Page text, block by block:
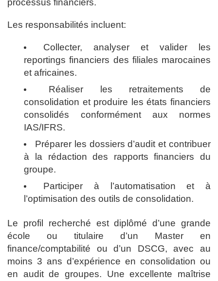
processus financiers.
Les responsabilités incluent:
Collecter, analyser et valider les
reportings financiers des filiales marocaines
et africaines.
Réaliser les retraitements de
consolidation et produire les états financiers
consolidés conformément aux normes
IAS/IFRS.
Préparer les dossiers d’audit et contribuer
à la rédaction des rapports financiers du
groupe.
Participer à l’automatisation et à
l’optimisation des outils de consolidation.
Le profil recherché est diplômé d’une grande
école ou titulaire d’un Master en
finance/comptabilité ou d’un DSCG, avec au
moins 3 ans d’expérience en consolidation ou
en audit de groupes. Une excellente maîtrise